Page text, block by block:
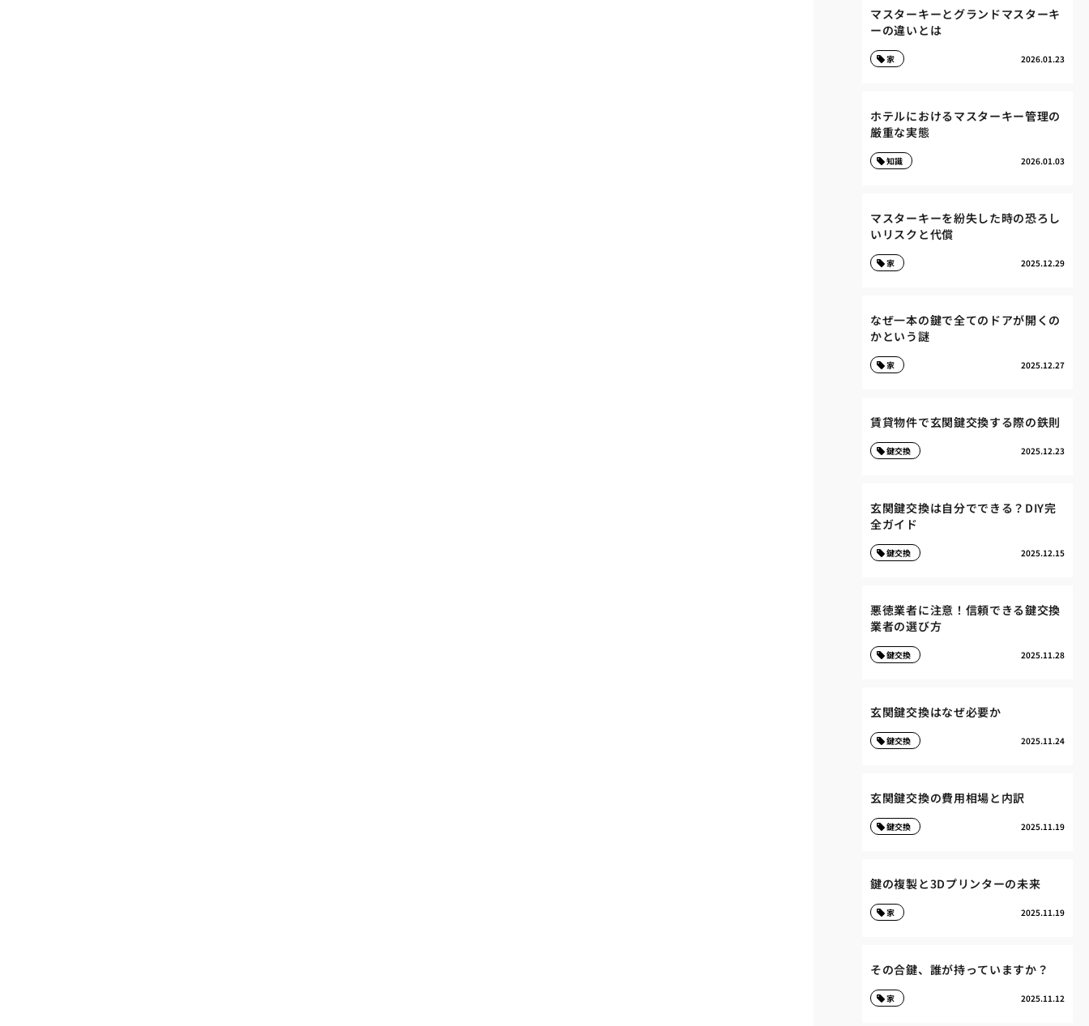
マスターキーとグランドマスターキ
ーの違いとは
2026.01.23
家
ホテルにおけるマスターキー管理の
厳重な実態
2026.01.03
知識
マスターキーを紛失した時の恐ろし
いリスクと代償
2025.12.29
家
なぜ一本の鍵で全てのドアが開くの
かという謎
2025.12.27
家
賃貸物件で玄関鍵交換する際の鉄則
2025.12.23
鍵交換
玄関鍵交換は自分でできる？DIY完
全ガイド
2025.12.15
鍵交換
悪徳業者に注意！信頼できる鍵交換
業者の選び方
2025.11.28
鍵交換
玄関鍵交換はなぜ必要か
2025.11.24
鍵交換
玄関鍵交換の費用相場と内訳
2025.11.19
鍵交換
鍵の複製と3Dプリンターの未来
2025.11.19
家
その合鍵、誰が持っていますか？
2025.11.12
家